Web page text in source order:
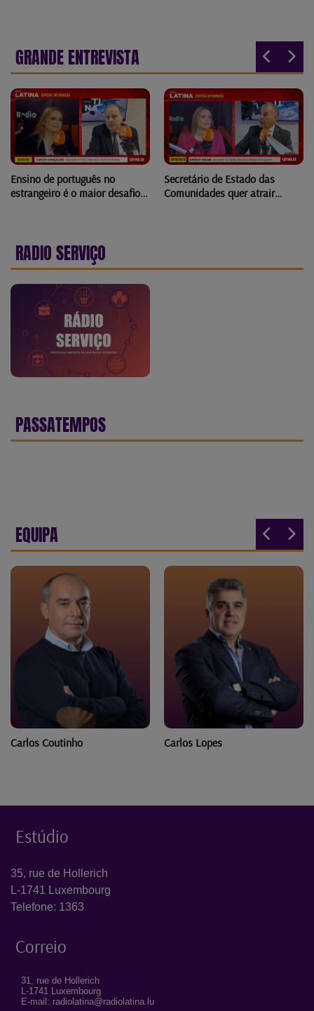
GRANDE ENTREVISTA
Ensino de português no
estrangeiro é o maior desafio
Secretário de Estado das
Comunidades quer atrair
RADIO SERVIÇO
PASSATEMPOS
EQUIPA
Carlos Coutinho Carlos Lopes
Estúdio
35, rue de Hollerich
L-1741 Luxembourg
Telefone: 1363
Correio
31, rue de Hollerich
L-1741 Luxembourg
E-mail: radiolatina@radiolatina.lu